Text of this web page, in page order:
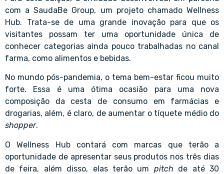
com a SaudaBe Group, um projeto chamado Wellness
Hub. Trata-se de uma grande inovação para que os
visitantes possam ter uma oportunidade única de
conhecer categorias ainda pouco trabalhadas no canal
farma, como alimentos e bebidas.
No mundo pós-pandemia, o tema bem-estar ficou muito
forte. Essa é uma ótima ocasião para uma nova
composição da cesta de consumo em farmácias e
drogarias, além, é claro, de aumentar o tíquete médio do
shopper.
O Wellness Hub contará com marcas que terão a
oportunidade de apresentar seus produtos nos três dias
de feira, além disso, elas terão um pitch de até 30